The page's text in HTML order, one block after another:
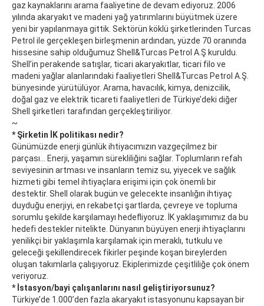
gaz kaynaklarını arama faaliyetine de devam ediyoruz. 2006
yılında akaryakıt ve madeni yağ yatırımlarını büyütmek üzere
yeni bir yapılanmaya gittik. Sektörün köklü şirketlerinden Turcas
Petrol ile gerçekleşen birleşmenin ardından, yüzde 70 oranında
hissesine sahip olduğumuz Shell&Turcas Petrol A.Ş kuruldu.
Shell’in perakende satışlar, ticari akaryakıtlar, ticari filo ve
madeni yağlar alanlarındaki faaliyetleri Shell&Turcas Petrol A.Ş.
bünyesinde yürütülüyor. Arama, havacılık, kimya, denizcilik,
doğal gaz ve elektrik ticareti faaliyetleri de Türkiye’deki diğer
Shell şirketleri tarafından gerçekleştiriliyor.
~
* Şirketin İK politikası nedir?
Günümüzde enerji günlük ihtiyacımızın vazgeçilmez bir
parçası… Enerji, yaşamın sürekliliğini sağlar. Toplumların refah
seviyesinin artması ve insanların temiz su, yiyecek ve sağlık
hizmeti gibi temel ihtiyaçlara erişimi için çok önemli bir
destektir. Shell olarak bugün ve gelecekte insanlığın ihtiyaç
duyduğu enerjiyi, en rekabetçi şartlarda, çevreye ve topluma
sorumlu şekilde karşılamayı hedefliyoruz. İK yaklaşımımız da bu
hedefi destekler nitelikte. Dünyanın büyüyen enerji ihtiyaçlarını
yenilikçi bir yaklaşımla karşılamak için meraklı, tutkulu ve
geleceği şekillendirecek fikirler peşinde koşan bireylerden
oluşan takımlarla çalışıyoruz. Ekiplerimizde çeşitliliğe çok önem
veriyoruz.
* İstasyon/bayi çalışanlarını nasıl geliştiriyorsunuz?
Türkiye’de 1.000’den fazla akaryakıt istasyonunu kapsayan bir